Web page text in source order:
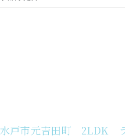
水戸市元吉田町 2LDK